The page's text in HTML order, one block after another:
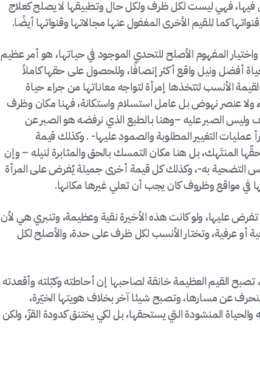
فيها، فهي ليست لكل ظرف ولكل حال وتطبيقها لا يصلح كعلاج
كما للقيم الأخرى المغفول عنها مجالاتها وقنواتها أيضًا.
واختيار المفهوم الأصلح للتحدي الموجود في حياتها، هو أمر عظيم
أفضل ونيل واقع أكثر إنصافًا، وللحصول على حقها كاملاً
الأنسب لتتخذها إمرأة لتواجه معاناتها من جراء حياة
ولا عنصر نهوض بل عامل استسلام واستكانة، فهنا مكان وظرف
وليس الصبر عليه –وهنا بالطبع الذي نرفضه هو الصبر عن
عمليات التغيير المطلوبة والصمود عليها- . وكذلك قيمة
المنتَهك، بل هنا مكان التمسك بالحق والمثابرة لنيله – وإن
التضحية به-، وكذلك كل قيمة أخرى جميلة يُفرض على المرأة
في مواقع وظروف كان يجب أن تعلي غيرها مكانها.
عليها، ولو كانت هذه الأخيرة نقية وعظيمة، وتنبري هي لأن
عرفية، وتختار الأنسب لكل ظرف على حدة، والأصلح لكل
تصبح القيم العظيمة خانقة لصاحبها إن أحاطته وكبّلته وأقعدته
عن مسارها، وتصبح شيئا آخر بخلاف هويتها الخيّرة،
والحياة المنشودة التي يستحقها، بل لكي يختنق كدودة القزّ، ولكن